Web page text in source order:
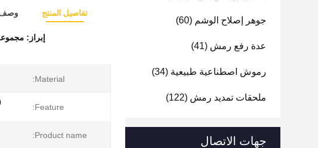
جوهر إصلاح الوشم (60)
عدة رفع رمش (41)
رموش اصطناعية طبيعية (34)
ملحقات تمديد رمش (122)
جهات الاتصال
تفاصيل المنتج وصف
إبراز:
Material:
Feature:
Product name: